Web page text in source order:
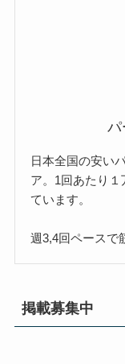
パ
日本全国の安い
ア。1回あたり
ています。
週3,4回ペースで
掲載募集中